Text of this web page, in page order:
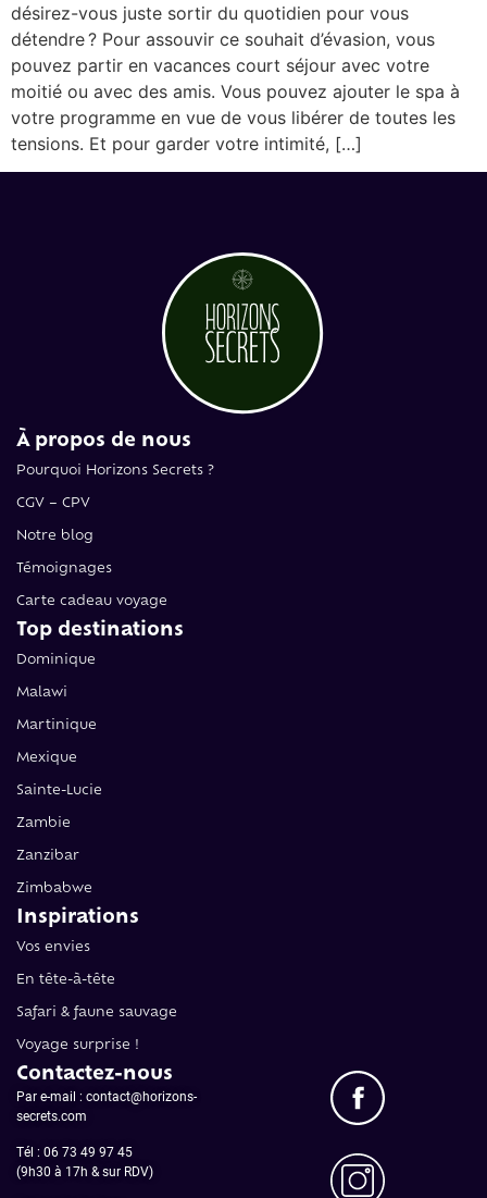
désirez-vous juste sortir du quotidien pour vous
détendre ? Pour assouvir ce souhait d’évasion, vous
pouvez partir en vacances court séjour avec votre
moitié ou avec des amis. Vous pouvez ajouter le spa à
votre programme en vue de vous libérer de toutes les
tensions. Et pour garder votre intimité, […]
À propos de nous
Pourquoi Horizons Secrets ?
CGV – CPV
Notre blog
Témoignages
Carte cadeau voyage
Top destinations
Dominique
Malawi
Martinique
Mexique
Sainte-Lucie
Zambie
Zanzibar
Zimbabwe
Inspirations
Vos envies
En tête-à-tête
Safari & faune sauvage
Voyage surprise !
Contactez-nous
Par e-mail : contact@horizons-
secrets.com
Tél : 06 73 49 97 45
(9h30 à 17h & sur RDV)